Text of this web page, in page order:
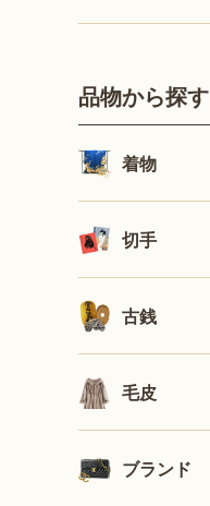
品物から探す
着物
切手
古銭
毛皮
ブランド